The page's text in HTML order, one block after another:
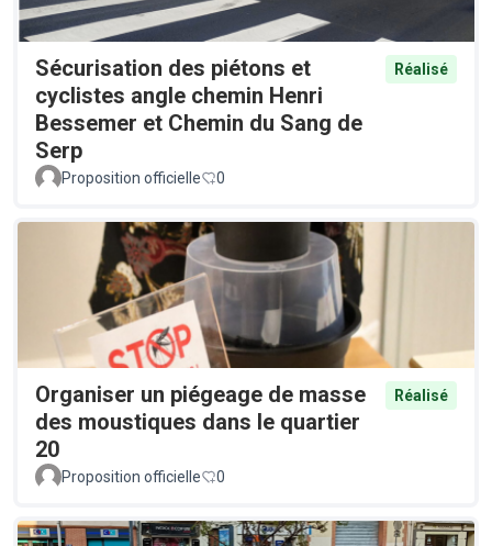
Sécurisation des piétons et
cyclistes angle chemin Henri
Bessemer et Chemin du Sang de
Serp
Réalisé
Proposition officielle 0
Organiser un piégeage de masse
des moustiques dans le quartier
20
Réalisé
Proposition officielle 0